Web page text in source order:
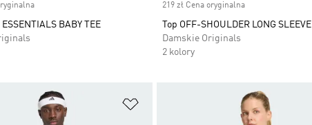
BABY TEE
219 zł Cena oryginalna
Top OFF-SHOULDER LONG SLEEVE
Damskie Originals
2 kolory